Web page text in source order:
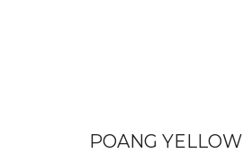
POANG YELLOW